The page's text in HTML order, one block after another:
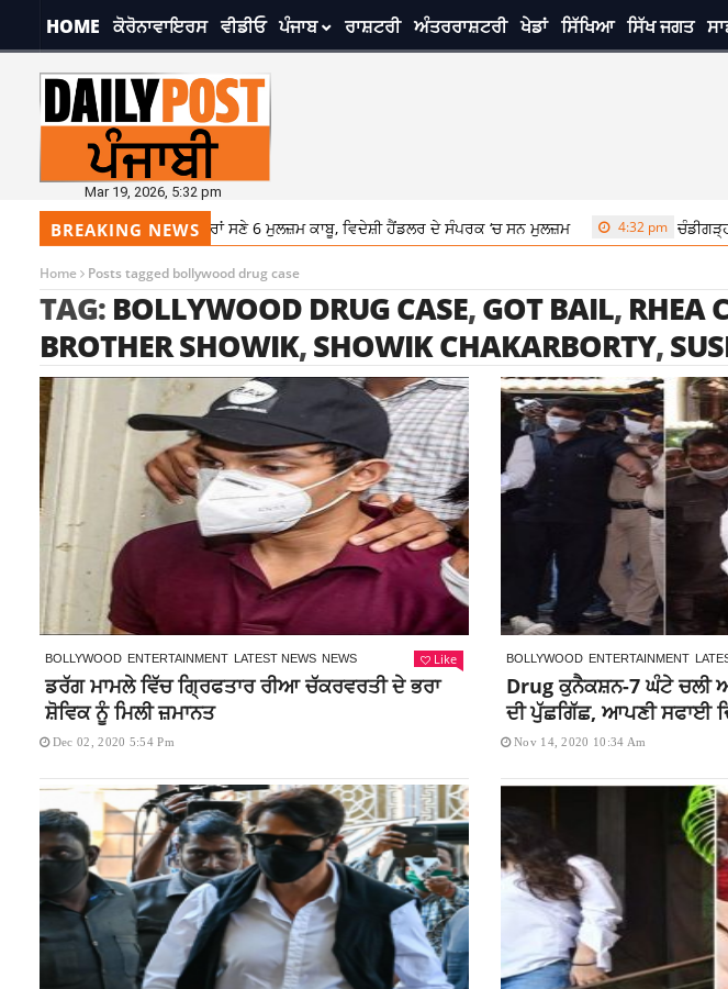
HOME ਕੋਰੋਨਾਵਾਇਰਸ ਵੀਡੀਓ ਪੰਜਾਬ ਰਾਸ਼ਟਰੀ ਅੰਤਰਰਾਸ਼ਟਰੀ ਖੇਡਾਂ ਸਿੱਖਿਆ ਸਿੱਖ ਜਗਤ
Mar 19, 2026, 5:32 pm
BREAKING NEWS
ਕਮਿਸ਼ਨਰੇਟ ਪੁਲਿਸ ਵੱਲੋਂ ਹਥਿਆਰਾਂ ਸਣੇ 6 ਮੁਲਜ਼ਮ ਕਾਬੂ, ਵਿਦੇਸ਼ੀ ਹੈਂਡਲਰ ਦੇ ਸੰਪਰਕ ‘ਚ ਸਨ ਮੁਲਜ਼ਮ 4:32 pm ਚੰਡੀਗੜ੍ਹ
Home Posts tagged bollywood drug case
TAG: BOLLYWOOD DRUG CASE,GOT BAIL, RHEA
BROTHER SHOWIK,SHOWIK CHAKARBORTY,
BOLLYWOOD ENTERTAINMENT LATEST NEWS NEWS Like
ਡਰੱਗ ਮਾਮਲੇ ਵਿੱਚ ਗ੍ਰਿਫਤਾਰ ਰੀਆ ਚੱਕਰਵਰਤੀ ਦੇ ਭਰਾ
ਸ਼ੋਵਿਕ ਨੂੰ ਮਿਲੀ ਜ਼ਮਾਨਤ
Dec 02, 2020 5:54 Pm
BOLLYWOOD ENTERTAINMENT
Drug ਕੁਨੈਕਸ਼ਨ-7 ਘੰਟੇ ਚਲੀ
ਦੀ ਪੁੱਛਗਿੱਛ, ਆਪਣੀ ਸਫਾਈ
Nov 14, 2020 10:34 Am